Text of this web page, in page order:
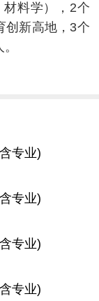
料学），2个
创新高地，3个
专业)
专业)
专业)
专业)